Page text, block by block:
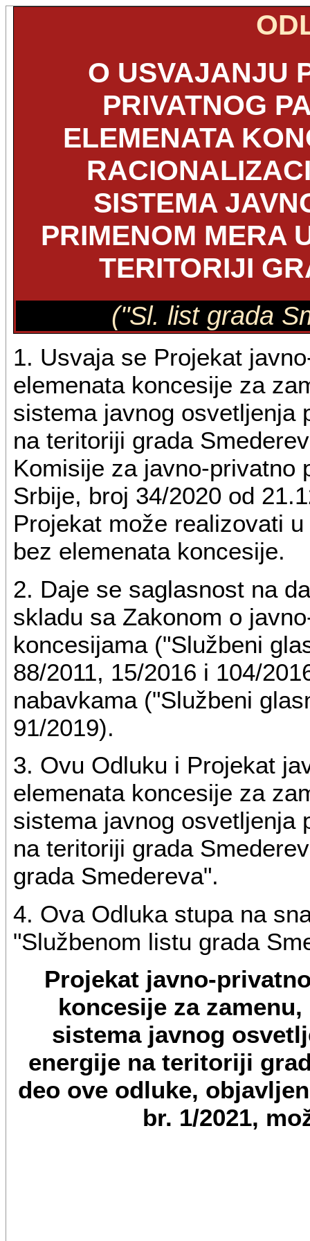
O USVAJANJU
PRIVATNOG
ELEMENATA
SISTEMA
PRIMENOM MERA
TERITORIJI
("Sl. list grada
1. Usvaja se Projekat
elemenata koncesije za
sistema javnog osvetljenja
na teritoriji grada
Komisije za javno-privatno
Srbije, broj 34/2020 od
Projekat može realizovati
bez elemenata koncesije.
2. Daje se saglasnost na
skladu sa Zakonom o
koncesijama ("Službeni
88/2011, 15/2016 i 104/
nabavkama ("Službeni
91/2019).
3. Ovu Odluku i Projekat
elemenata koncesije za
sistema javnog osvetljenja
na teritoriji grada
grada Smedereva".
4. Ova Odluka stupa na
"Službenom listu grada
Projekat javno-
koncesije za
sistema javnog
energije na teritoriji
deo ove odluke,
br. 1/2021,